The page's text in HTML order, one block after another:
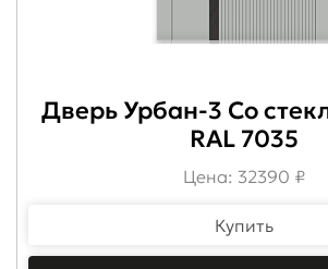
Дверь Урбан-3 Со
RAL 7035
Цена: 32390 ₽
Купить